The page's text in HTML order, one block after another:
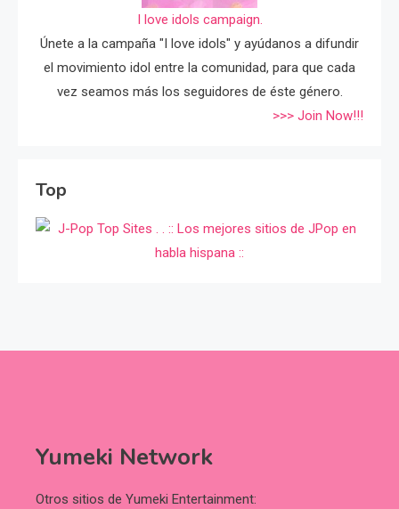
I love idols campaign.
Únete a la campaña "I love idols" y ayúdanos a difundir
el movimiento idol entre la comunidad, para que cada
vez seamos más los seguidores de éste género.
>>> Join Now!!!
Top
Yumeki Network
Otros sitios de Yumeki Entertainment: